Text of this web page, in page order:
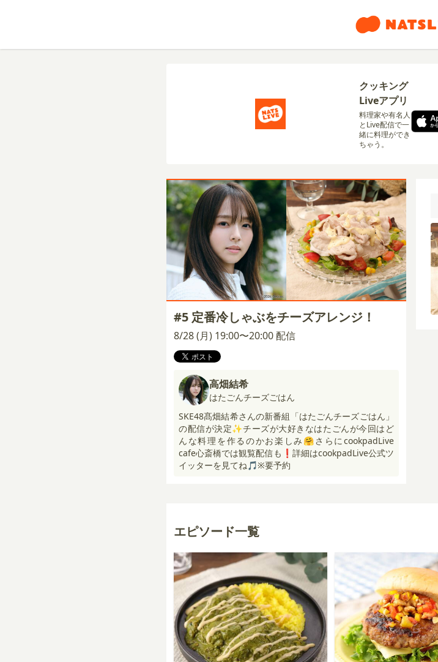
クッキング
Liveアプリ
料理家や有名人
とLive配信で一
緒に料理ができ
ちゃう。
#5 定番冷しゃぶをチーズアレンジ！
8/28 (月) 19:00〜20:00 配信
高畑結希
はたごんチーズごはん
SKE48髙畑結希さんの新番組「はたごんチーズごはん」
の配信が決定✨チーズが大好きなはたごんが今回はど
んな料理を作るのかお楽しみ🤗さらにcookpadLive
cafe心斎橋では観覧配信も❗️詳細はcookpadLive公式ツ
イッターを見てね🎵※要予約
エピソード一覧